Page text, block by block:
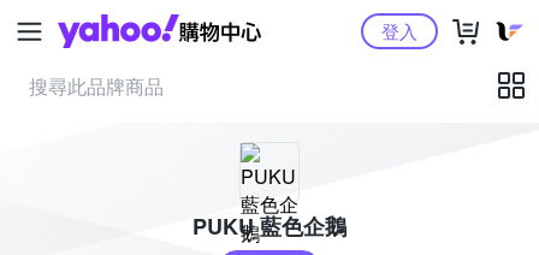
Yahoo購物中心登入
PUKU 藍色企鵝